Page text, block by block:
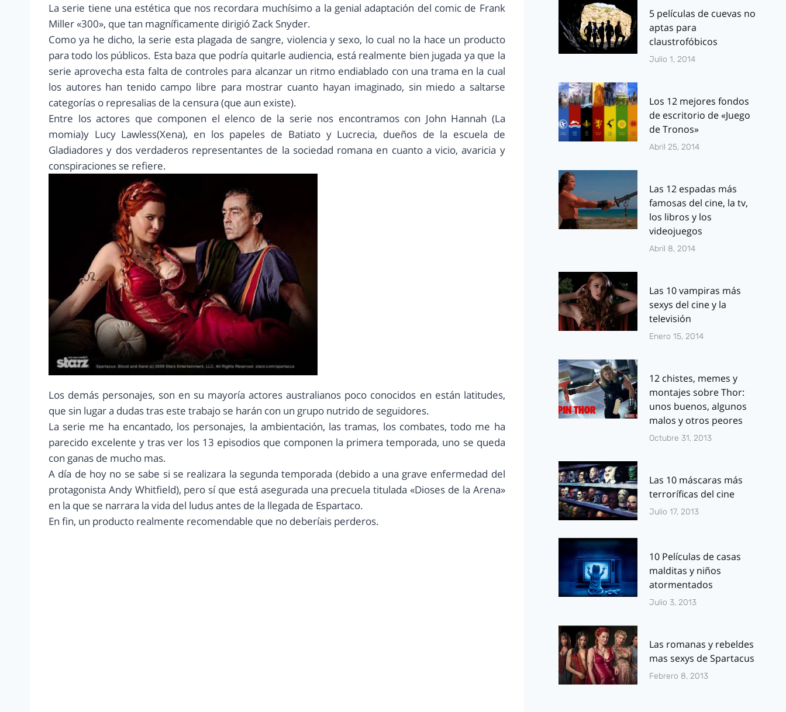
La serie tiene una estética que nos recordara muchísimo a la genial adaptación del comic de Frank
Miller «300», que tan magníficamente dirigió Zack Snyder.
Como ya he dicho, la serie esta plagada de sangre, violencia y sexo, lo cual no la hace un producto
para todo los públicos. Esta baza que podría quitarle audiencia, está realmente bien jugada ya que la
serie aprovecha esta falta de controles para alcanzar un ritmo endiablado con una trama en la cual
los autores han tenido campo libre para mostrar cuanto hayan imaginado, sin miedo a saltarse
categorías o represalias de la censura (que aun existe).
Entre los actores que componen el elenco de la serie nos encontramos con John Hannah (La
momia)y Lucy Lawless(Xena), en los papeles de Batiato y Lucrecia, dueños de la escuela de
Gladiadores y dos verdaderos representantes de la sociedad romana en cuanto a vicio, avaricia y
conspiraciones se refiere.
Los demás personajes, son en su mayoría actores australianos poco conocidos en están latitudes,
que sin lugar a dudas tras este trabajo se harán con un grupo nutrido de seguidores.
La serie me ha encantado, los personajes, la ambientación, las tramas, los combates, todo me ha
parecido excelente y tras ver los 13 episodios que componen la primera temporada, uno se queda
con ganas de mucho mas.
A día de hoy no se sabe si se realizara la segunda temporada (debido a una grave enfermedad del
protagonista Andy Whitfield), pero sí que está asegurada una precuela titulada «Dioses de la Arena»
en la que se narrara la vida del ludus antes de la llegada de Espartaco.
En fin, un producto realmente recomendable que no deberíais perderos.
5 películas de cuevas no
aptas para
claustrofóbicos
Julio 1, 2014
Los 12 mejores fondos
de escritorio de «Juego
de Tronos»
Abril 25, 2014
Las 12 espadas más
famosas del cine, la tv,
los libros y los
videojuegos
Abril 8, 2014
Las 10 vampiras más
sexys del cine y la
televisión
Enero 15, 2014
12 chistes, memes y
montajes sobre Thor:
unos buenos, algunos
malos y otros peores
Octubre 31, 2013
Las 10 máscaras más
terroríficas del cine
Julio 17, 2013
10 Películas de casas
malditas y niños
atormentados
Julio 3, 2013
Las romanas y rebeldes
mas sexys de Spartacus
Febrero 8, 2013